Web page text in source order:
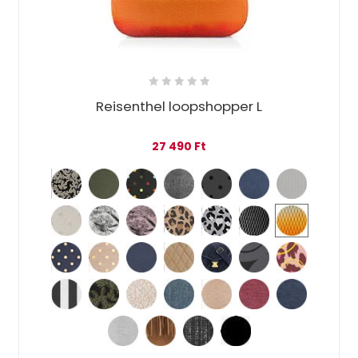
Reisenthel loopshopper L
27 490 Ft